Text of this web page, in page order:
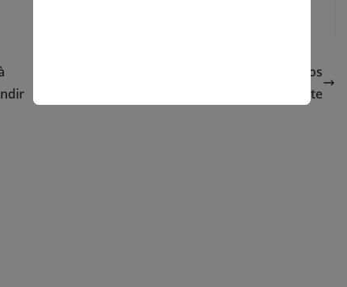
Anápolis cala o OBA, elimina o Vila Nova nos
pênaltis e avança à final da Copa Centro-Oeste